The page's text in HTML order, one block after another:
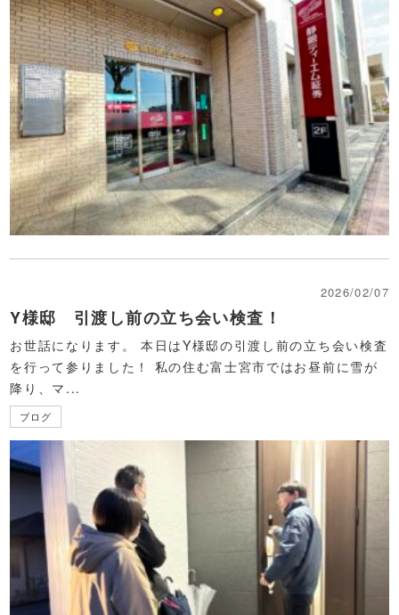
2026/02/07
Y様邸 引渡し前の立ち会い検査！
お世話になります。 本日はY様邸の引渡し前の立ち会い検査
を行って参りました！ 私の住む富士宮市ではお昼前に雪が
降り、マ...
ブログ